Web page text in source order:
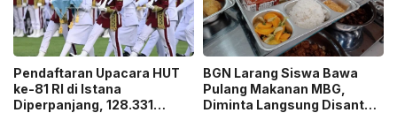
Pendaftaran Upacara HUT
ke-81 RI di Istana
Diperpanjang, 128.331
BGN Larang Siswa Bawa
Pulang Makanan MBG,
Diminta Langsung Disantap